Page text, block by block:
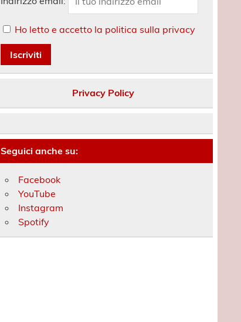
Ho letto e accetto la politica sulla privacy
Privacy Policy
Seguici anche su:
Facebook
YouTube
Instagram
Spotify